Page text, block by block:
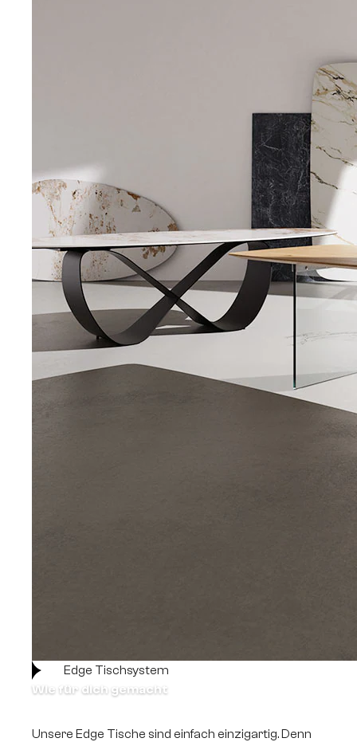
Edge Tischsystem
Wie für dich gemacht
Unsere Edge Tische sind einfach einzigartig. Denn